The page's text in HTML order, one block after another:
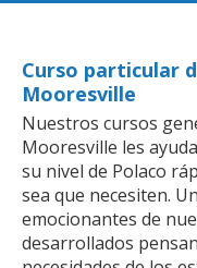
Curso particular
Mooresville
Nuestros cursos
Mooresville les
su nivel de Polaco
sea que necesiten.
emocionantes de
desarrollados